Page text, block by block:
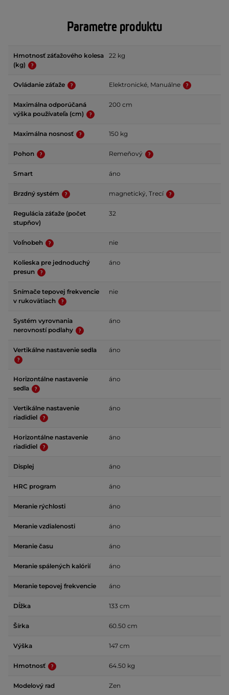
Parametre produktu
Hmotnosť záťažového kolesa
(kg)
22 kg
Ovládanie záťaže Elektronické, Manuálne
Maximálna odporúčaná
výška používateľa (cm)
200 cm
Maximálna nosnosť 150 kg
Pohon Remeňový
Smart áno
Brzdný systém magnetický, Trecí
Regulácia záťaže (počet
stupňov)
32
Voľnobeh nie
Kolieska pre jednoduchý
presun
áno
Snímače tepovej frekvencie
v rukovätiach
nie
Systém vyrovnania
nerovností podlahy
áno
Vertikálne nastavenie sedla áno
Horizontálne nastavenie
sedla
áno
Vertikálne nastavenie
riadidiel
áno
Horizontálne nastavenie
riadidiel
áno
Displej áno
HRC program áno
Meranie rýchlosti áno
Meranie vzdialenosti áno
Meranie času áno
Meranie spálených kalórií áno
Meranie tepovej frekvencie áno
Dĺžka 133 cm
Šírka 60.50 cm
Výška 147 cm
Hmotnosť 64.50 kg
Modelový rad Zen